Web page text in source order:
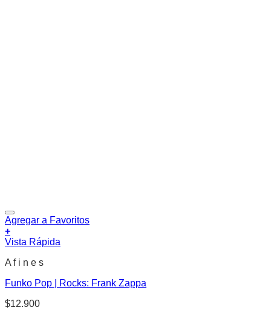
Agregar a Favoritos
+
Vista Rápida
A f i n e s
Funko Pop | Rocks: Frank Zappa
$12.900